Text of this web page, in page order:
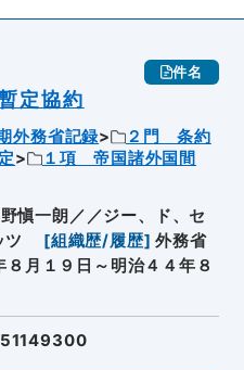
件名
定協約
外務省記録
２門 条約
１項 帝国諸外国間
愼一朗／／ジー、ド、セ
ツ
[組織歴/履歴] 外務省
８月１９日～明治４４年８